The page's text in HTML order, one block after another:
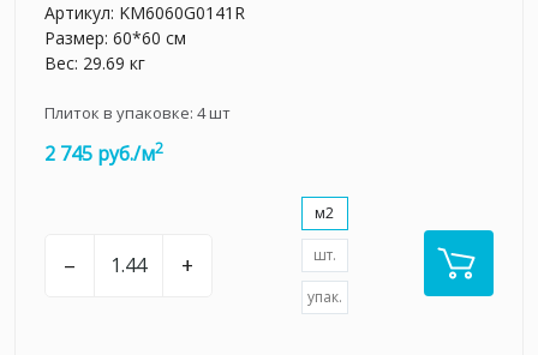
Артикул: KM6060G0141R
Размер: 60*60 см
Вес: 29.69 кг
Плиток в упаковке: 4шт
2 745 руб./м2
– +
м2
шт.
упак.